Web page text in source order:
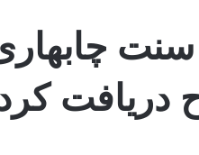
دریافت